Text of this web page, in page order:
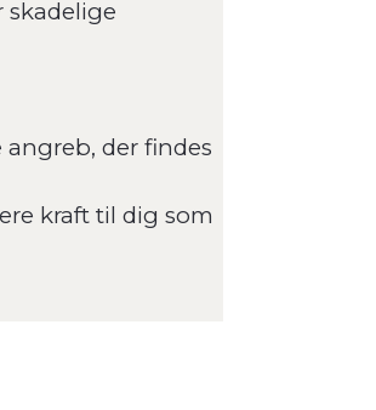
skadelige
der findes
kraft til dig som